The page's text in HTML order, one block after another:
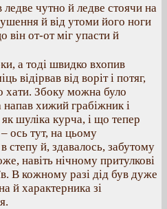
чутно й ледве стоячи на
й від утоми його ноги
він от-от міг упасти й
а тоді швидко вхопив
відірвав від воріт і потяг,
хати. Збоку можна було
хижий грабіжник і
шуліка курча, і що тепер
ось тут, на цьому
степу й, здавалось, забутому
навіть нічному притулкові
В кожному разі дід був дуже
й характерника зі